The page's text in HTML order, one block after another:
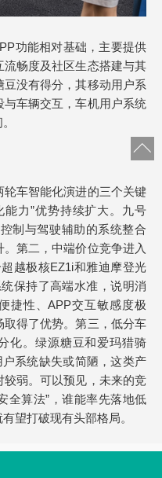
功能相对基础，主要提供
畅度及社区生态搭建与其
没有得分，其移动用户系
车辆交互，车机用户系统
车智能化演进的三个关键
力”优势持续扩大。九号
制与驾驶辅助的系统整合
第二，中端价位竞争进入
越极核EZ1i和雅迪摩登光
保持了高端水准，说明消
捷性、APP交互敏感度极
得了优势。第三，低分车
化。绿源糖豆和爱玛猎骑
系统缺失或简陋，这类产
弱。可以预见，未来的竞
全算法”，谁能率先落地低
望打破现有头部格局。